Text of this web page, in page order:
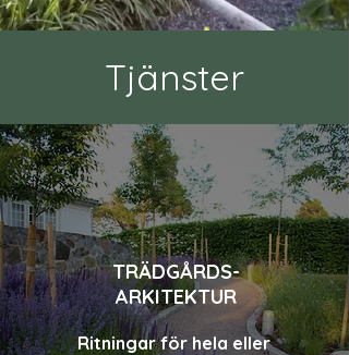
Tjänster
TRÄDGÅRDS-
ARKITEKTUR
Ritningar för hela eller